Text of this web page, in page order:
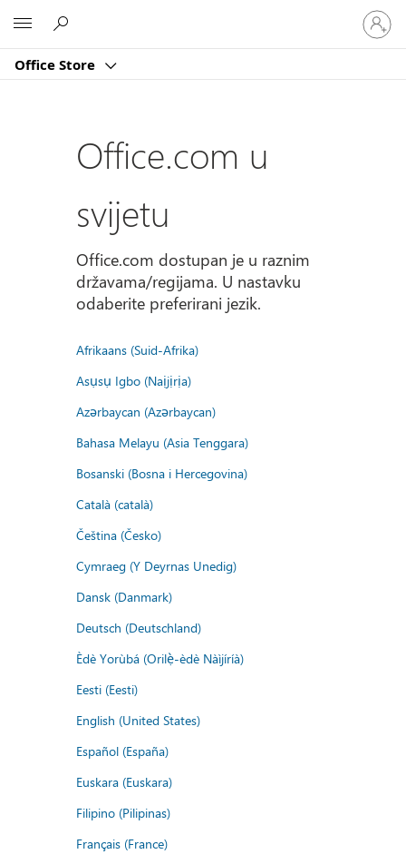
Office Store
Prijavite
se
u
račun
Office.com u
svijetu
Office.com dostupan je u raznim
državama/regijama. U nastavku
odaberite preferirani jezik.
Afrikaans (Suid-Afrika)
Asụsụ Igbo (Naịjịrịa)
Azərbaycan (Azərbaycan)
Bahasa Melayu (Asia Tenggara)
Bosanski (Bosna i Hercegovina)
Català (català)
Čeština (Česko)
Cymraeg (Y Deyrnas Unedig)
Dansk (Danmark)
Deutsch (Deutschland)
Èdè Yorùbá (Orilẹ̀-èdè Nàìjíríà)
Eesti (Eesti)
English (United States)
Español (España)
Euskara (Euskara)
Filipino (Pilipinas)
Français (France)